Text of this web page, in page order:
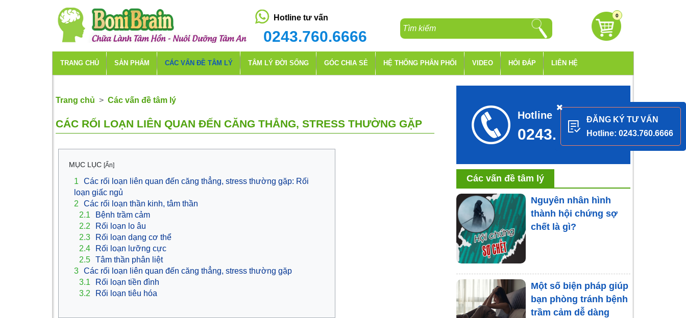
Hotline tư vấn
0243.760.6666
0
TRANG CHỦ SẢN PHẨM CÁC VẤN ĐỀ TÂM LÝ TÂM LÝ ĐỜI SỐNG GÓC CHIA SẺ HỆ THỐNG PHÂN PHỐI VIDEO HỎI ĐÁP LIÊN HỆ
Trang chủ Các vấn đề tâm lý
CÁC RỐI LOẠN LIÊN QUAN ĐẾN CĂNG THẲNG, STRESS THƯỜNG GẶP
MỤC LỤC [Ẩn]
1
Các rối loạn liên quan đến căng thẳng, stress thường gặp: Rối
loạn giấc ngủ
2
Các rối loạn thần kinh, tâm thần
2.1
Bệnh trầm cảm
2.2
Rối loạn lo âu
2.3
Rối loạn dạng cơ thể
2.4
Rối loạn lưỡng cực
2.5 Tâm thần phân liệt
3 Các rối loạn liên quan đến căng thẳng, stress thường gặp
3.1
Rối loạn tiền đình
3.2
Rối loạn tiêu hóa
Hotline tư vấn
0243.760.6666
Các vấn đề tâm lý
Nguyên nhân hình
thành hội chứng sợ
chết là gì?
Một số biện pháp giúp
bạn phòng tránh bệnh
trầm cảm dễ dàng
ĐĂNG KÝ TƯ VẤN
Hotline: 0243.760.6666